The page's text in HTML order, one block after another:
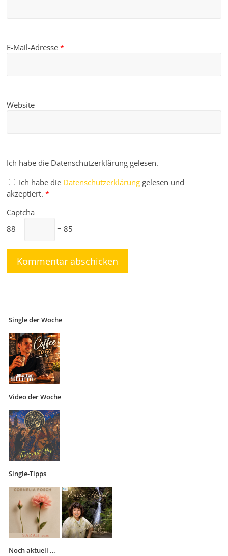
E-Mail-Adresse*
Website
Ich habe die Datenschutzerklärung gelesen.
Ich habe die Datenschutzerklärung gelesen und
akzeptiert. *
Captcha
88 −
= 85
Single der Woche
Video der Woche
Single-Tipps
Noch aktuell …